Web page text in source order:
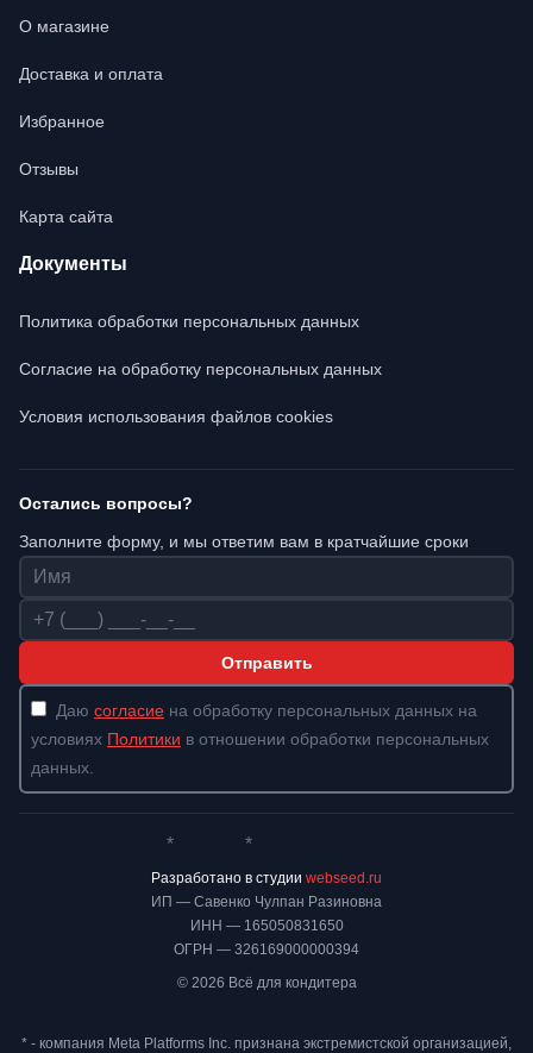
О магазине
Доставка и оплата
Избранное
Отзывы
Карта сайта
Документы
Политика обработки персональных данных
Согласие на обработку персональных данных
Условия использования файлов cookies
Остались вопросы?
Заполните форму, и мы ответим вам в кратчайшие сроки
Имя
Телефон
Отправить
Даю согласие на обработку персональных данных на
условиях Политики в отношении обработки персональных
данных.
ИП — Савенко Чулпан Разиновна
ИНН — 165050831650
ОГРН — 326169000000394
© 2026 Всё для кондитера
* *
Разработано в студии webseed.ru
* - компания Meta Platforms Inc. признана экстремистской организацией,